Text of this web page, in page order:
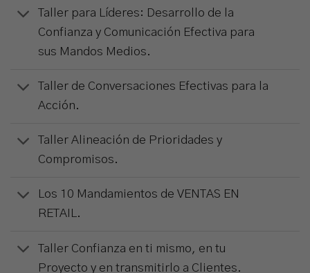
Taller para Líderes: Desarrollo de la
Confianza y Comunicación Efectiva para
sus Mandos Medios.
Taller de Conversaciones Efectivas para la
Acción.
Taller Alineación de Prioridades y
Compromisos.
Los 10 Mandamientos de VENTAS EN
RETAIL.
Taller Confianza en ti mismo, en tu
Proyecto y en transmitirlo a Clientes.